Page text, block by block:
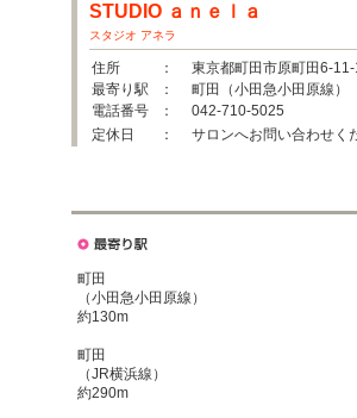
STUDIO ａｎｅｌａ
スタジオ アネラ
住所
： 東京都町田市原町田6-11-
最寄り駅
： 町田（小田急小田原線）
電話番号
： 042-710-5025
定休日
： サロンへお問い合わせく
町田
（小田急小田原線）
約130m
町田
（JR横浜線）
約290m